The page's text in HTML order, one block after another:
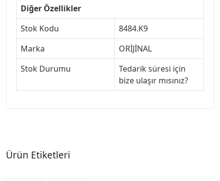
Diğer Özellikler
Stok Kodu
8484.K9
Marka
ORİJİNAL
Stok Durumu
Tedarik süresi için
bize ulaşır mısınız?
Ürün Etiketleri